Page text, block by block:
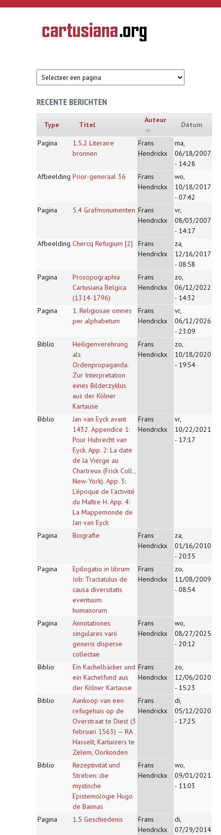
Overslaan en naar de inhoud gaan
CARTUSIANA
Geschiedenis
van de
RECENTE BERICHTEN
Type Titel
Auteur
Datum
Pagina
1.5.2 Literaire
bronnen
Frans
Hendrickx
ma,
06/18/2007
- 14:28
Afbeelding Prior-generaal 36
Frans
Hendrickx
wo,
10/18/2017
- 07:42
Pagina
5.4 Grafmonumenten Frans
Hendrickx
vr,
08/03/2007
- 14:17
Afbeelding Chercq Refugium [2]
Frans
Hendrickx
za,
12/16/2017
- 08:58
Pagina
Prosopographia
Cartusiana Belgica
(1314-1796)
Frans
Hendrickx
zo,
06/12/2022
- 14:32
Pagina
1. Religiosae omnes
per alphabetum
Frans
Hendrickx
vr,
06/12/2026
- 23:09
Biblio
Heiligenverehrung
als
Ordenpropaganda.
Zur Interpretation
eines Bilderzyklus
aus der Kölner
Kartause
Frans
Hendrickx
zo,
10/18/2020
- 19:54
Biblio
Jan van Eyck avant
1432. Appendice 1:
Pour Hubrecht van
Eyck. App. 2: La date
de la Vierge au
Chartreux (Frick Coll.,
New-York). App. 3:
L’époque de l’activité
du Maître H. App. 4:
La Mappemonde de
Jan van Eyck
Frans
Hendrickx
vr,
10/22/2021
- 17:17
Pagina Biografie
Frans
Hendrickx
za,
01/16/2010
- 20:35
Pagina
Epilogatio in librum
Iob: Tractatulus de
causa diversitatis
eventuum
humanorum
Frans
Hendrickx
zo,
11/08/2009
- 08:54
Pagina
Annotationes
singulares varii
generis disperse
collectae
Frans
Hendrickx
wo,
08/27/2025
- 20:12
Biblio
Ein Kachelbäcker und
ein Kachelfund aus
der Kölner Kartause
Frans
Hendrickx
zo,
12/06/2020
- 15:23
Biblio
Aankoop van een
refugehuis op de
Overstraat te Diest (3
februari 1563) — RA
Hasselt, Kartuizers te
Zelem, Oorkonden
Frans
Hendrickx
di,
05/12/2020
- 17:25
Biblio
Rezeptivität und
Streben: die
mystische
Epistemologie Hugo
de Baimas
Frans
Hendrickx
wo,
09/01/2021
- 11:03
Pagina 1.5 Geschiedenis
Frans
Hendrickx
di,
07/29/2014